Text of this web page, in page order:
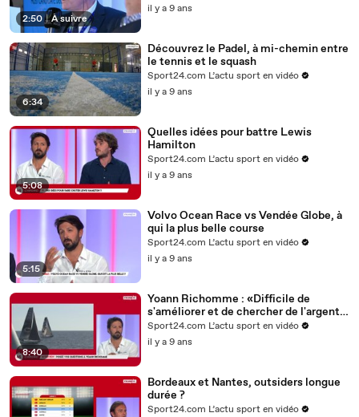
2:50 | À suivre
il y a 9 ans
6:34
Découvrez le Padel, à mi-chemin entre
le tennis et le squash
Sport24.com L’actu sport en vidéo
il y a 9 ans
5:08
Quelles idées pour battre Lewis
Hamilton
Sport24.com L’actu sport en vidéo
il y a 9 ans
5:15
Volvo Ocean Race vs Vendée Globe, à
qui la plus belle course
Sport24.com L’actu sport en vidéo
il y a 9 ans
8:40
Yoann Richomme : «Difficile de
s'améliorer et de chercher de l'argent
en même temps»
Sport24.com L’actu sport en vidéo
il y a 9 ans
Bordeaux et Nantes, outsiders longue
durée ?
Sport24.com L’actu sport en vidéo